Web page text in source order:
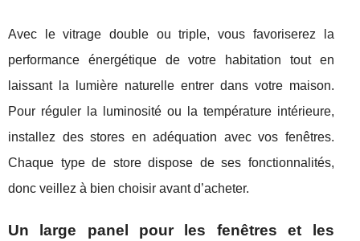
Avec le vitrage double ou triple, vous favoriserez la
performance énergétique de votre habitation tout en
laissant la lumière naturelle entrer dans votre maison.
Pour réguler la luminosité ou la température intérieure,
installez des stores en adéquation avec vos fenêtres.
Chaque type de store dispose de ses fonctionnalités,
donc veillez à bien choisir avant d’acheter.
Un large panel pour les fenêtres et les